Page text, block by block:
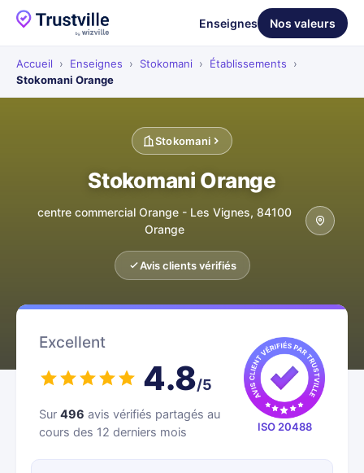
Enseignes Nos valeurs
Accueil › Enseignes › Stokomani › Établissements
›
Stokomani Orange
Stokomani
Stokomani Orange
centre commercial Orange - Les Vignes, 84100
Orange
Avis clients vérifiés
Excellent
4.8/5
Sur 496 avis vérifiés partagés au
cours des 12 derniers mois
ISO 20488